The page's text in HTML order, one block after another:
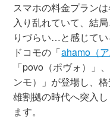
スマホの料金プラン
入り乱れていて、結
りづらい…と感じてい
ドコモの「ahamo（ア
「povo（ポヴォ）」
ンモ）」が登場し、
雄割拠の時代へ突入
ます。